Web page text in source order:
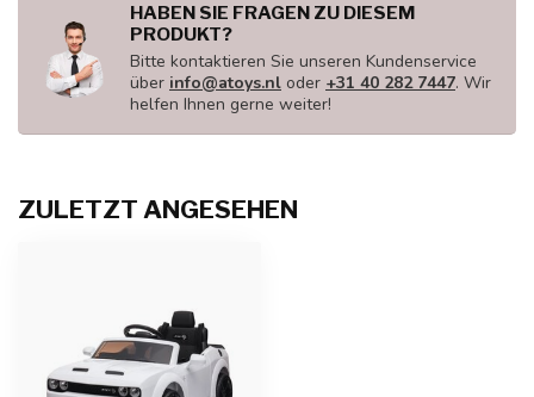
HABEN SIE FRAGEN ZU DIESEM
PRODUKT?
Bitte kontaktieren Sie unseren Kundenservice
über info@atoys.nl oder +31 40 282 7447. Wir
helfen Ihnen gerne weiter!
ZULETZT ANGESEHEN